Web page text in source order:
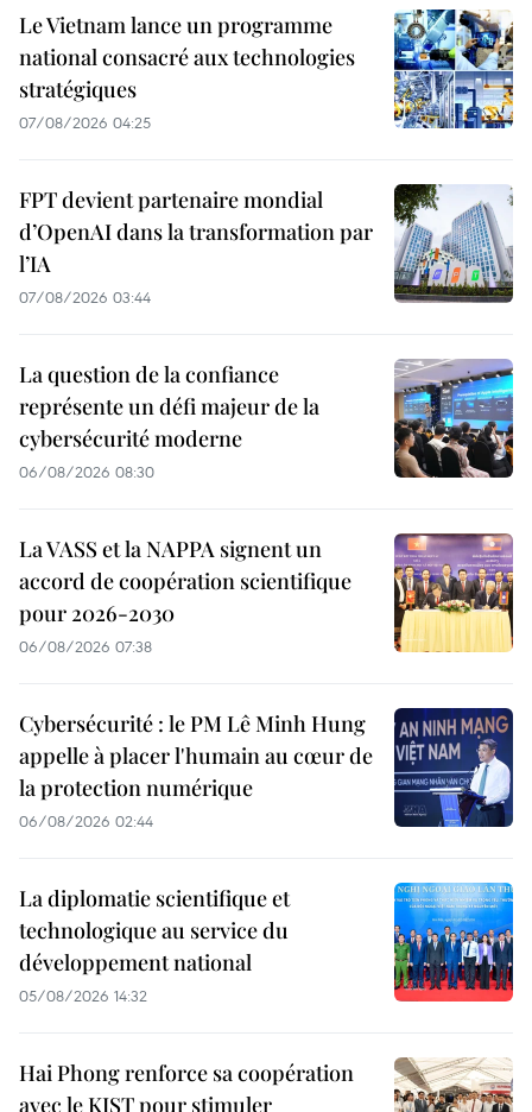
Le Vietnam lance un programme
national consacré aux technologies
stratégiques
07/08/2026 04:25
FPT devient partenaire mondial
d’OpenAI dans la transformation par
l’IA
07/08/2026 03:44
La question de la confiance
représente un défi majeur de la
cybersécurité moderne
06/08/2026 08:30
La VASS et la NAPPA signent un
accord de coopération scientifique
pour 2026-2030
06/08/2026 07:38
Cybersécurité : le PM Lê Minh Hung
appelle à placer l'humain au cœur de
la protection numérique
06/08/2026 02:44
La diplomatie scientifique et
technologique au service du
développement national
05/08/2026 14:32
Hai Phong renforce sa coopération
avec le KIST pour stimuler